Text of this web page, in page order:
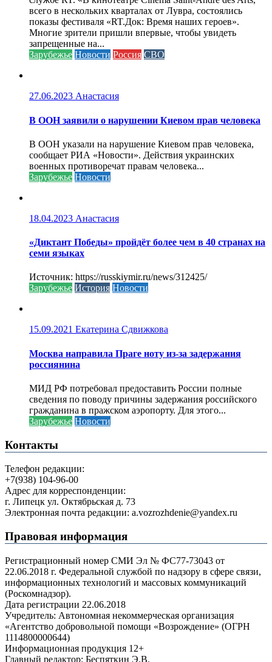
всего в нескольких кварталах от Лувра, состоялись
показы фестиваля «RT.Док: Время наших героев».
Многие зрители пришли впервые, чтобы увидеть
запрещенные на...
Зарубежье Новости Россия СВО
27.06.2023 Анастасия
В ООН заявили о нарушении Киевом прав человека
В ООН указали на нарушение Киевом прав человека,
сообщает РИА «Новости». Действия украинских
военных противоречат правам человека...
Зарубежье Новости
18.04.2023 Анастасия
«Диктант Победы» пройдёт более чем в 40 странах на
семи языках
Источник: https://russkiymir.ru/news/312425/
Зарубежье История Новости
15.09.2021 Екатерина Сдвижкова
Москва направила Праге ноту из-за задержания
россиянина
МИД РФ потребовал предоставить России полные
сведения по поводу причины задержания российского
гражданина в пражском аэропорту. Для этого...
Зарубежье Новости
Контакты
Телефон редакции:
+7(938) 104-96-00
Адрес для корреспонденции:
г. Липецк ул. Октябрьская д. 73
Электронная почта редакции: a.vozrozhdenie@yandex.ru
Правовая информация
Регистрационный номер СМИ Эл № ФС77-73043 от
22.06.2018 г. Федеральной службой по надзору в сфере связи,
информационных технологий и массовых коммуникаций
(Роскомнадзор).
Дата регистрации 22.06.2018
Учредитель: Автономная некоммерческая организация
«Агентство добровольной помощи «Возрождение» (ОГРН
1114800000644)
Информационная продукция 12+
Главный редактор: Беспяткин Э.В.